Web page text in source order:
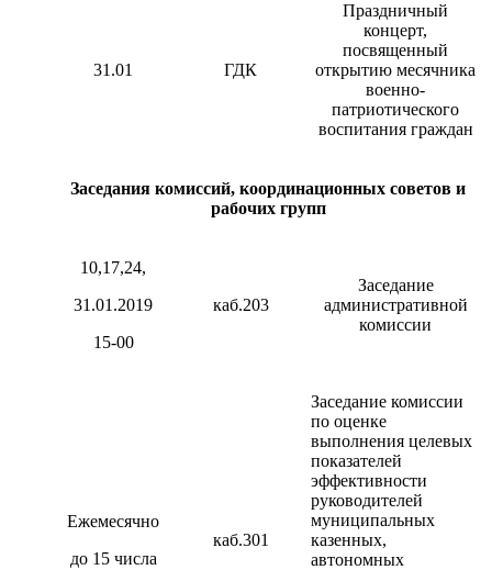
31.01 ГДК
Праздничный
концерт,
посвященный
открытию месячника
военно-
патриотического
воспитания граждан
Заседания комиссий, координационных советов и
рабочих групп
10,17,24,
31.01.2019
15-00
каб.203
Заседание
административной
комиссии
Ежемесячно
до 15 числа
каб.301
Заседание комиссии
по оценке
выполнения целевых
показателей
эффективности
руководителей
муниципальных
казенных,
автономных